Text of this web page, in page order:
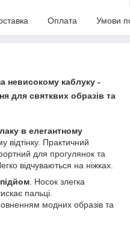
Оплата Умови
невисокому каблуку -
для святквих образів та
в елегантному
відтінку. Практичний
для прогулянок та
відчуваються на ніжках.
. Носок злегка
пальці.
модних образів та